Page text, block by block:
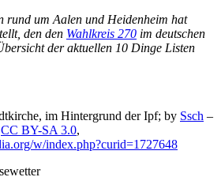
rund um Aalen und Heidenheim hat
den den Wahlkreis 270 im deutschen
der aktuellen 10 Dinge Listen
im Hintergrund der Ipf; by Ssch –
CC BY-SA 3.0,
w/index.php?curid=1727648